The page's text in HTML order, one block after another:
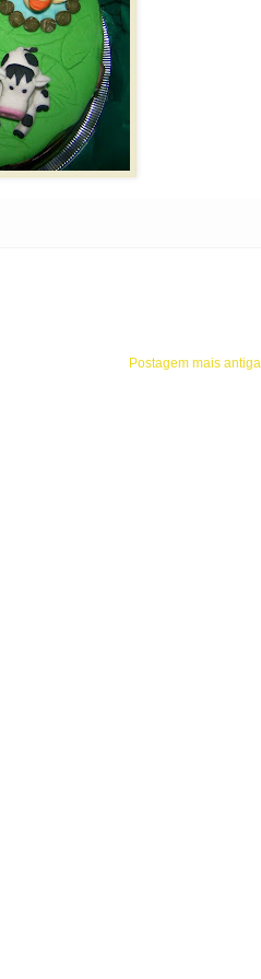
Postagem mais antiga